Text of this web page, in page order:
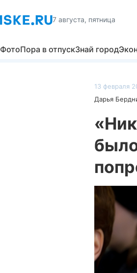
7 августа, пятница
ФотоПора в отпускЗнай город
13 февраля
Дарья